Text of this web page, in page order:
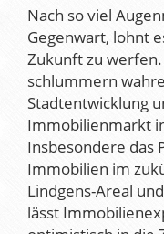
Nach so viel
Gegenwart, lohnt
Zukunft zu
schlummern
Stadtentwicklung
Immobilienmarkt
Insbesondere das
Immobilien im
Lindgens-Areal
lässt